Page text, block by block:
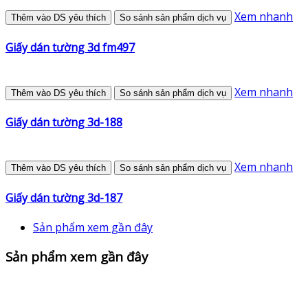
Thêm vào DS yêu thích So sánh sản phẩm dịch vụ Xem nhanh
Giấy dán tường 3d fm497
Thêm vào DS yêu thích So sánh sản phẩm dịch vụ Xem nhanh
Giấy dán tường 3d-188
Thêm vào DS yêu thích So sánh sản phẩm dịch vụ Xem nhanh
Giấy dán tường 3d-187
Sản phẩm xem gần đây
Sản phẩm xem gần đây